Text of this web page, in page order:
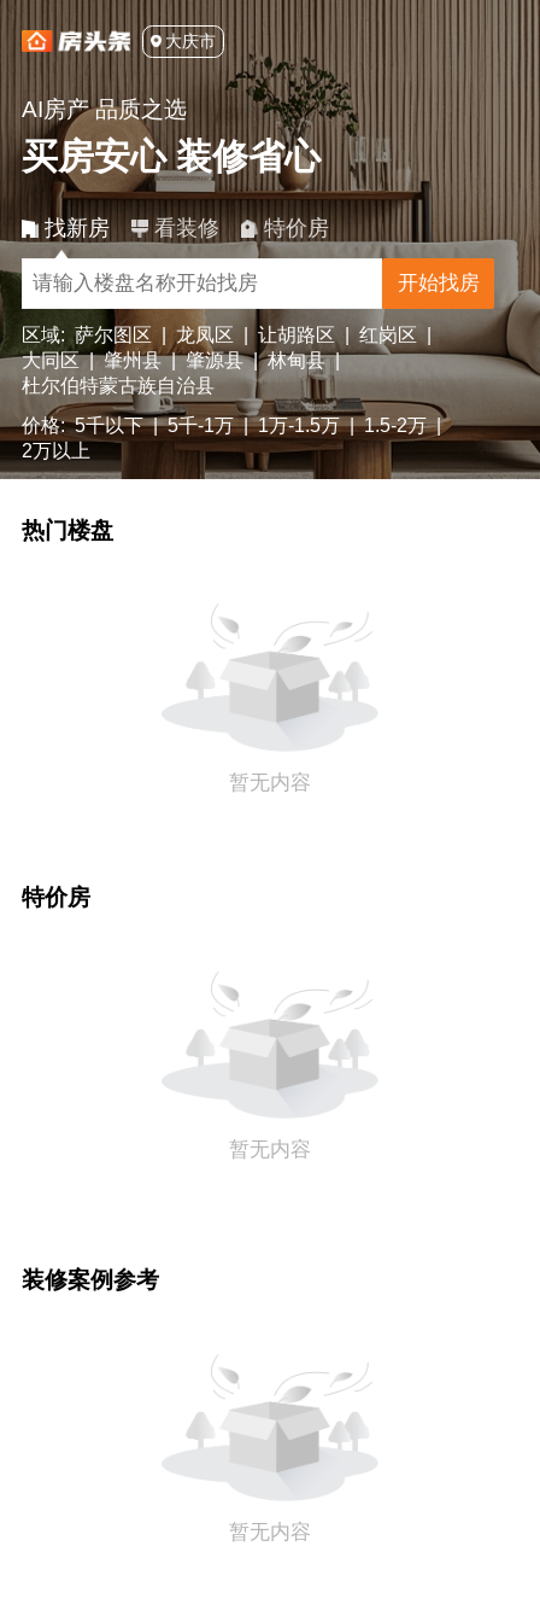
大庆市
AI房产 品质之选
买房安心 装修省心
找新房 看装修 特价房
开始找房
区域:萨尔图区 龙凤区 让胡路区 红岗区
大同区 | 肇州县 | 肇源县 | 林甸县 |
杜尔伯特蒙古族自治县
价格:5千以下 | 5千-1万 | 1万-1.5万 | 1.5-2万 |
2万以上
热门楼盘
暂无内容
特价房
暂无内容
装修案例参考
暂无内容